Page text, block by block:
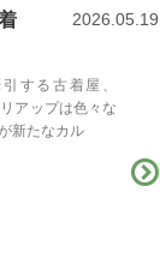
2026.05.19
する古着屋、
アップは色々な
新たなカル